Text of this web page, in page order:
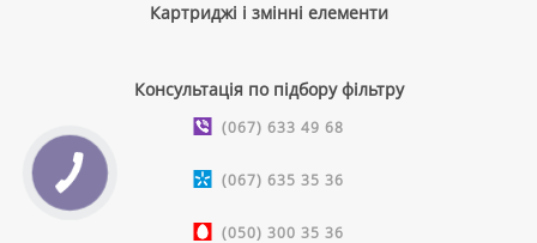
Картриджі і змінні елементи
Консультація по підбору фільтру
(067) 633 49 68
(067) 635 35 36
(050) 300 35 36